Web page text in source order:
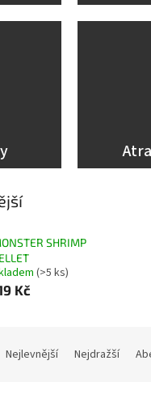
SHRIMP
(>5 ks)
Kč
Nejlevnější Nejdražší